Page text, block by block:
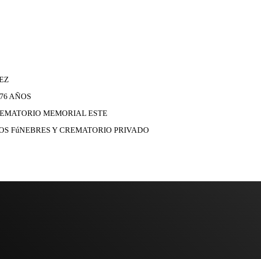
AÑOS
MEMORIAL ESTE
FúNEBRES Y CREMATORIO PRIVADO